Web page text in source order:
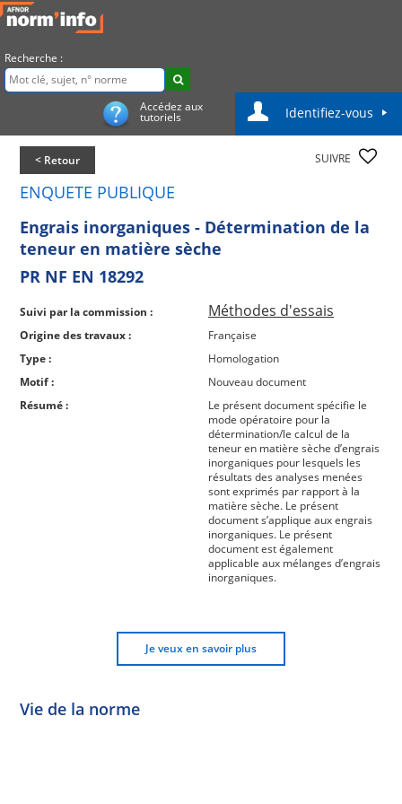
Recherche :
Accédez aux
tutoriels Identifiez-vous
< Retour SUIVRE
ENQUETE PUBLIQUE
Engrais inorganiques - Détermination de la
teneur en matière sèche
PR NF EN 18292
Suivi par la commission : Méthodes d'essais
Origine des travaux :
Française
Type :
Homologation
Motif :
Nouveau document
Résumé :
Le présent document spécifie le
mode opératoire pour la
détermination/le calcul de la
teneur en matière sèche d’engrais
inorganiques pour lesquels les
résultats des analyses menées
sont exprimés par rapport à la
matière sèche. Le présent
document s’applique aux engrais
inorganiques. Le présent
document est également
applicable aux mélanges d’engrais
inorganiques.
Je veux en savoir plus
Vie de la norme